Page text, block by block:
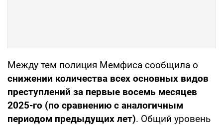
Между тем полиция Мемфиса сообщила о
снижении количества всех основных видов
преступлений за первые восемь месяцев
2025-го (по сравнению с аналогичным
периодом предыдущих лет). Общий уровень